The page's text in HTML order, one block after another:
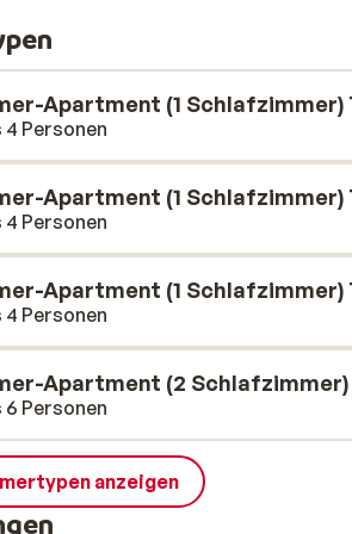
aus modernem und
verfügen über eine voll
mit Blick auf die Umgebung. Darüber
einen beheizten Innenpool und einen
1 Parkplatz in der Garage zur
Apartment (1 Schlafzimmer)
Personen
Apartment (1 Schlafzimmer)
Personen
Apartment (1 Schlafzimmer)
Personen
Apartment (2 Schlafzimmer)
Personen
anzeigen